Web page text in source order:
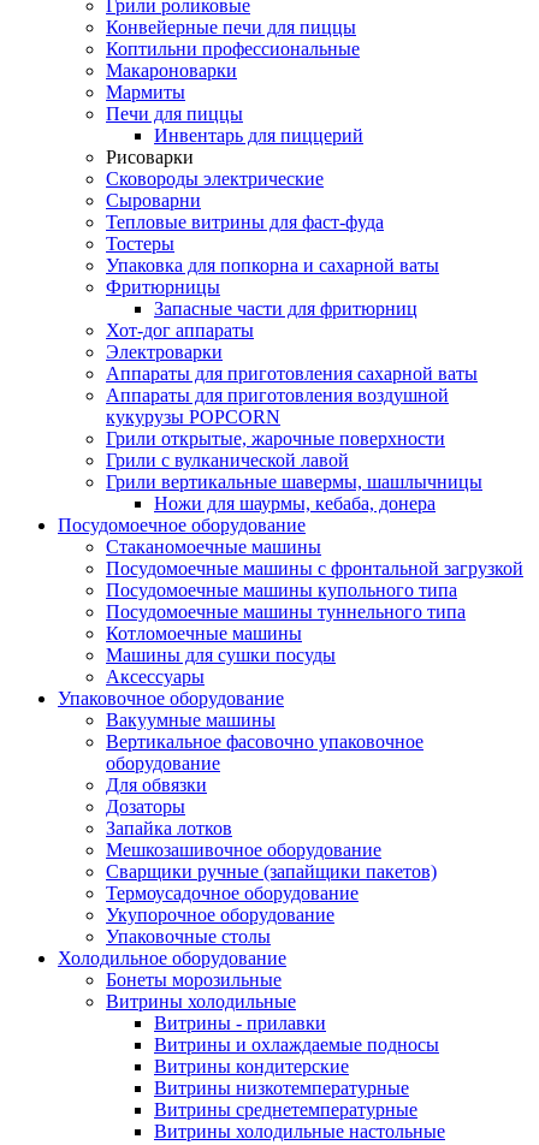
Грили роликовые
Конвейерные печи для пиццы
Коптильни профессиональные
Макароноварки
Мармиты
Печи для пиццы
Инвентарь для пиццерий
Рисоварки
Сковороды электрические
Сыроварни
Тепловые витрины для фаст-фуда
Тостеры
Упаковка для попкорна и сахарной ваты
Фритюрницы
Запасные части для фритюрниц
Хот-дог аппараты
Электроварки
Аппараты для приготовления сахарной ваты
Аппараты для приготовления воздушной
кукурузы POPCORN
Грили открытые, жарочные поверхности
Грили с вулканической лавой
Грили вертикальные шавермы, шашлычницы
Ножи для шаурмы, кебаба, донера
Посудомоечное оборудование
Стаканомоечные машины
Посудомоечные машины с фронтальной загрузкой
Посудомоечные машины купольного типа
Посудомоечные машины туннельного типа
Котломоечные машины
Машины для сушки посуды
Аксессуары
Упаковочное оборудование
Вакуумные машины
Вертикальное фасовочно упаковочное
оборудование
Для обвязки
Дозаторы
Запайка лотков
Мешкозашивочное оборудование
Сварщики ручные (запайщики пакетов)
Термоусадочное оборудование
Укупорочное оборудование
Упаковочные столы
Холодильное оборудование
Бонеты морозильные
Витрины холодильные
Витрины - прилавки
Витрины и охлаждаемые подносы
Витрины кондитерские
Витрины низкотемпературные
Витрины среднетемпературные
Витрины холодильные настольные